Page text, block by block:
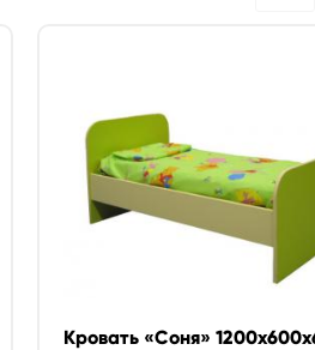
Кровать «Соня»